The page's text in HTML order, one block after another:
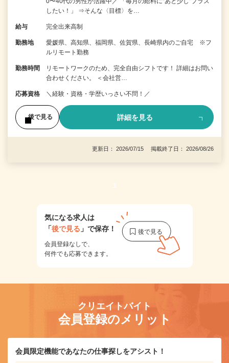
したい！」 ⇒そんな〈目標〉を…
給与 完全出来高制
勤務地
愛媛県、高知県、福岡県、佐賀県、長崎県内のご自宅 ※フ
ルリモート勤務
勤務時間
リモートワークのため、完全自由シフトです！ 詳細はお問い
合わせください。 ＜会社営…
応募資格 ＼経験・資格・学歴いっさい不問！／
後で見る 詳細を見る
更新日： 2026/07/15 掲載終了日： 2026/08/26
1
気になる求人は
「後で見る 」で保存！
会員登録なしで、
何件でも応募できます。
クリエイトバイト
会員登録のメリット
会員限定機能であなたの仕事探しをアシスト！